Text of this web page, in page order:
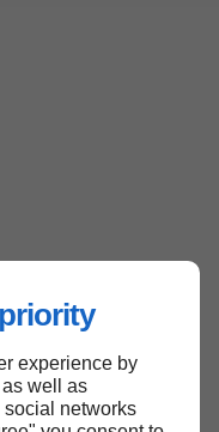
experience by
well as
networks